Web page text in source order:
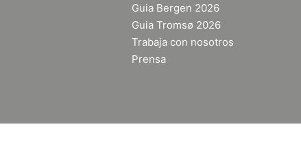
Guia Bergen 2026
Guia Tromsø 2026
Trabaja con nosotros
Prensa